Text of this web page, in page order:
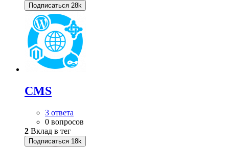
Подписаться 28k
CMS
3 ответа
0 вопросов
2 Вклад в тег
Подписаться 18k